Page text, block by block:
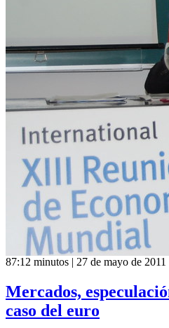
87:12 minutos | 27 de mayo de 2011
Mercados,
caso del euro